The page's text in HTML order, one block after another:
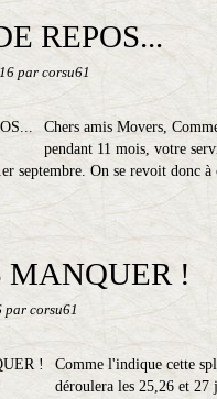
REPOS...
par corsu61
Chers amis Movers,
pendant 11 mois, votre
septembre. On se revoit donc
MANQUER !
par corsu61
Comme l'indique cette
déroulera les 25,26 et